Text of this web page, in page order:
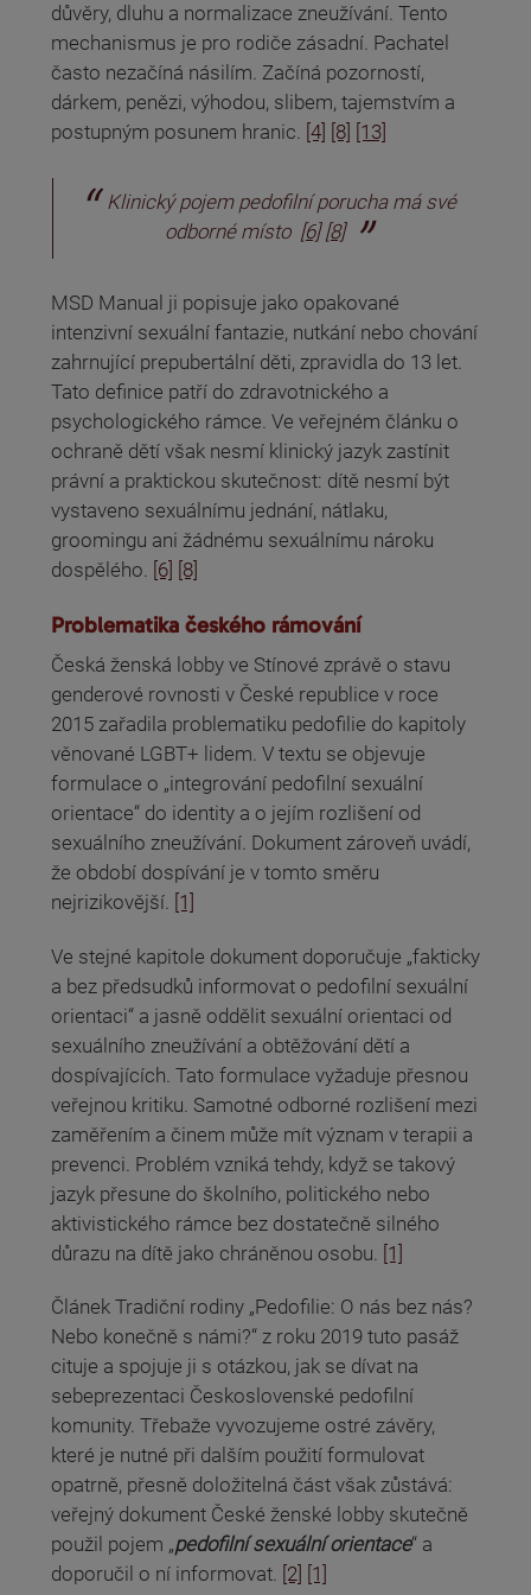
důvěry, dluhu a normalizace zneužívání. Tento
mechanismus je pro rodiče zásadní. Pachatel
často nezačíná násilím. Začíná pozorností,
dárkem, penězi, výhodou, slibem, tajemstvím a
postupným posunem hranic. [4] [8] [13]
Klinický pojem pedofilní porucha má své
odborné místo [6] [8]
MSD Manual ji popisuje jako opakované
intenzivní sexuální fantazie, nutkání nebo chování
zahrnující prepubertální děti, zpravidla do 13 let.
Tato definice patří do zdravotnického a
psychologického rámce. Ve veřejném článku o
ochraně dětí však nesmí klinický jazyk zastínit
právní a praktickou skutečnost: dítě nesmí být
vystaveno sexuálnímu jednání, nátlaku,
groomingu ani žádnému sexuálnímu nároku
dospělého. [6] [8]
Problematika českého rámování
Česká ženská lobby ve Stínové zprávě o stavu
genderové rovnosti v České republice v roce
2015 zařadila problematiku pedofilie do kapitoly
věnované LGBT+ lidem. V textu se objevuje
formulace o „integrování pedofilní sexuální
orientace“ do identity a o jejím rozlišení od
sexuálního zneužívání. Dokument zároveň uvádí,
že období dospívání je v tomto směru
nejrizikovější. [1]
Ve stejné kapitole dokument doporučuje „fakticky
a bez předsudků informovat o pedofilní sexuální
orientaci“ a jasně oddělit sexuální orientaci od
sexuálního zneužívání a obtěžování dětí a
dospívajících. Tato formulace vyžaduje přesnou
veřejnou kritiku. Samotné odborné rozlišení mezi
zaměřením a činem může mít význam v terapii a
prevenci. Problém vzniká tehdy, když se takový
jazyk přesune do školního, politického nebo
aktivistického rámce bez dostatečně silného
důrazu na dítě jako chráněnou osobu. [1]
Článek Tradiční rodiny „Pedofilie: O nás bez nás?
Nebo konečně s námi?“ z roku 2019 tuto pasáž
cituje a spojuje ji s otázkou, jak se dívat na
sebeprezentaci Československé pedofilní
komunity. Třebaže vyvozujeme ostré závěry,
které je nutné při dalším použití formulovat
opatrně, přesně doložitelná část však zůstává:
veřejný dokument České ženské lobby skutečně
použil pojem „pedofilní sexuální orientace“ a
doporučil o ní informovat. [2] [1]